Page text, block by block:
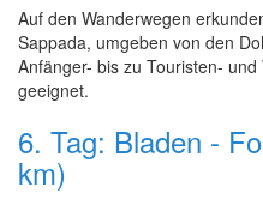
Auf den Wanderwegen
Sappada, umgeben von den
Anfänger- bis zu Touristen-
geeignet.
6. Tag: Bladen -
km)